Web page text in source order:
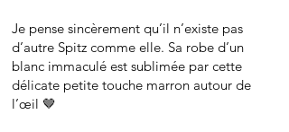
Je pense sincèrement qu’il n’existe pas
d’autre Spitz comme elle. Sa robe d’un
blanc immaculé est sublimée par cette
délicate petite touche marron autour de
l’œil 🤎